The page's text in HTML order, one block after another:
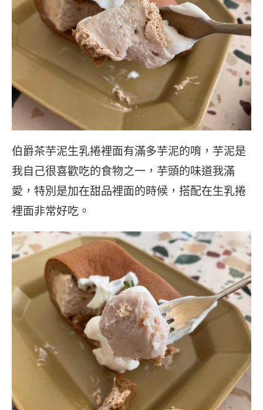
伯爵茶芋泥生乳捲裡面有滿多芋泥的唷，芋泥是
我自己很喜歡吃的食物之一，芋頭的味道我滿
愛，特別是加在甜品裡面的時候，搭配在生乳捲
裡面非常好吃。